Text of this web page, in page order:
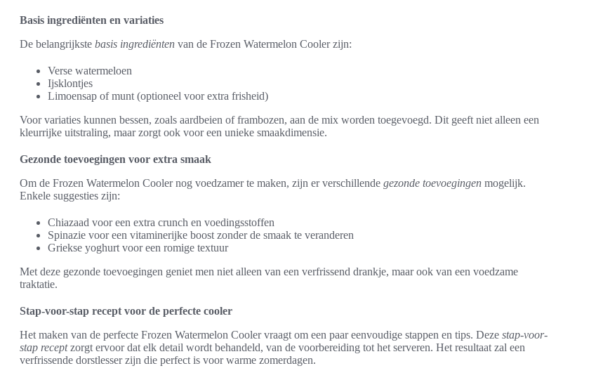
Basis ingrediënten en variaties
De belangrijkste basis ingrediënten van de Frozen Watermelon Cooler zijn:
Verse watermeloen
Ijsklontjes
Limoensap of munt (optioneel voor extra frisheid)
Voor variaties kunnen bessen, zoals aardbeien of frambozen, aan de mix worden toegevoegd. Dit geeft niet alleen een
kleurrijke uitstraling, maar zorgt ook voor een unieke smaakdimensie.
Gezonde toevoegingen voor extra smaak
Om de Frozen Watermelon Cooler nog voedzamer te maken, zijn er verschillende gezonde toevoegingen mogelijk.
Enkele suggesties zijn:
Chiazaad voor een extra crunch en voedingsstoffen
Spinazie voor een vitaminerijke boost zonder de smaak te veranderen
Griekse yoghurt voor een romige textuur
Met deze gezonde toevoegingen geniet men niet alleen van een verfrissend drankje, maar ook van een voedzame
traktatie.
Stap-voor-stap recept voor de perfecte cooler
Het maken van de perfecte Frozen Watermelon Cooler vraagt om een paar eenvoudige stappen en tips. Deze stap-voor-
stap receptzorgt ervoor dat elk detail wordt behandeld, van de voorbereiding tot het serveren. Het resultaat zal een
verfrissende dorstlesser zijn die perfect is voor warme zomerdagen.